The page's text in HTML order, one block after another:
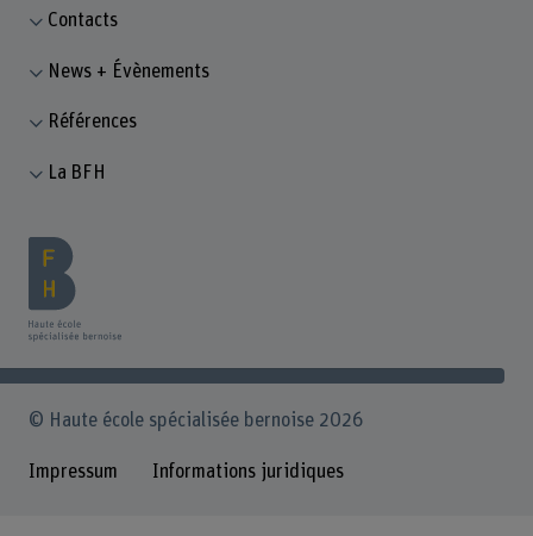
Contacts
News + Évènements
Références
La BFH
© Haute école spécialisée bernoise 2026
Impressum Informations juridiques